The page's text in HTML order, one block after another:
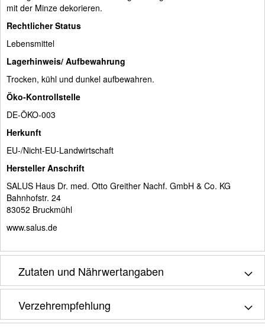
mit der Minze dekorieren.
Rechtlicher Status
Lebensmittel
Lagerhinweis/ Aufbewahrung
Trocken, kühl und dunkel aufbewahren.
Öko-Kontrollstelle
DE-ÖKO-003
Herkunft
EU-/Nicht-EU-Landwirtschaft
Hersteller Anschrift
SALUS Haus Dr. med. Otto Greither Nachf. GmbH & Co. KG
Bahnhofstr. 24
83052 Bruckmühl
www.salus.de
Zutaten und Nährwertangaben
Verzehrempfehlung